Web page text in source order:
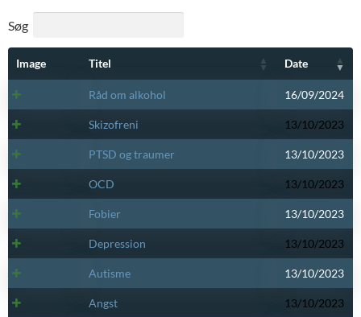
Søg
Image Titel Date
Råd om alkohol 16/09/2024
Skizofreni 13/10/2023
PTSD og traumer 13/10/2023
OCD 13/10/2023
Fobier 13/10/2023
Depression 13/10/2023
Autisme 13/10/2023
Angst 13/10/2023